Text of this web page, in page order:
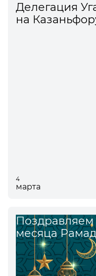
Делегация
на
4
марта
Поздравляем
месяца